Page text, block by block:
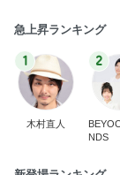
急上昇ランキング
1
木村直人
2
NDS